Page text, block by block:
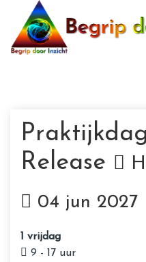
Release
04 jun 2027
1 vrijdag
9 - 17 uur